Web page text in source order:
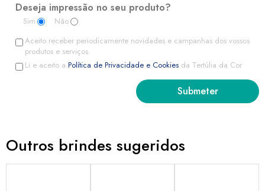
Deseja impressão no seu produto?
Sim
Não
Aceito receber periodicamente novidades e campanhas dos vossos
produtos e serviços.
Li e aceito a Política de Privacidade e Cookies da Tertúlia da Cor
Outros brindes sugeridos